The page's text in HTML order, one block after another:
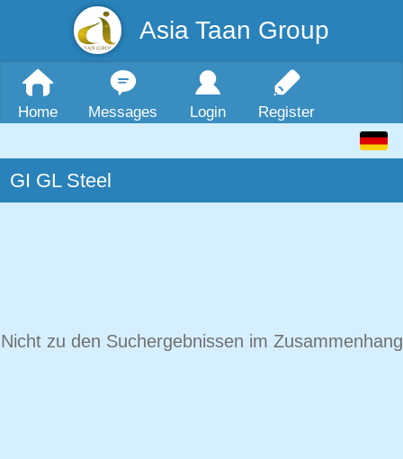
Asia Taan Group
Home Messages Login Register
GI GL Steel
Nicht zu den Suchergebnissen im Zusammenhang